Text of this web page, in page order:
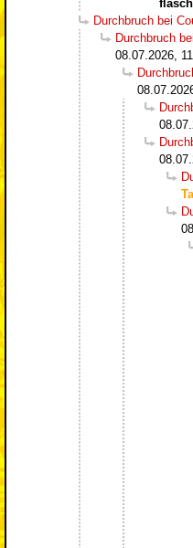
Durchbruch bei
Durchbruch
08.07.2026,